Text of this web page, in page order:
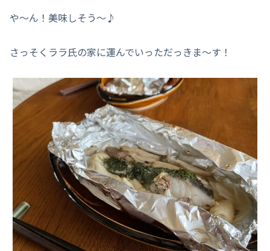
や～ん！美味しそう～♪
さっそくララ氏の家に運んでいっただっきま～す！